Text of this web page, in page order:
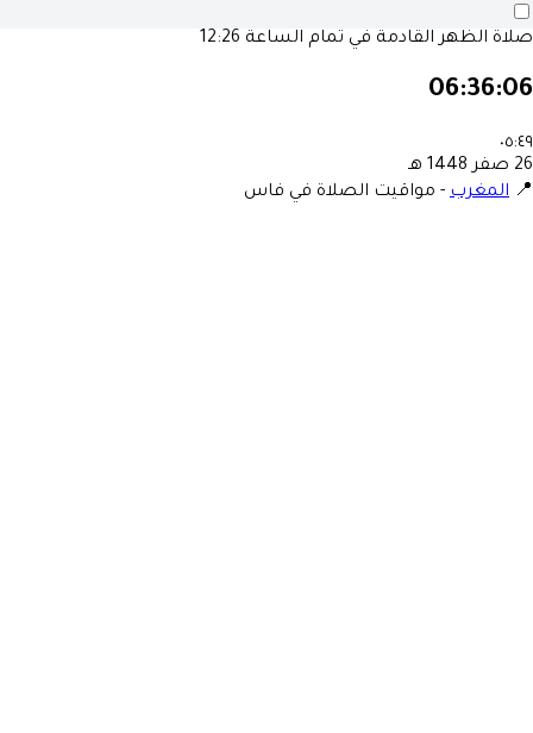
صلاة الظهر القادمة في تمام الساعة 12:26
06:36:06
٠٥:٤٩
26 صفر 1448 هـ
📍 المغرب - مواقيت الصلاة في فاس